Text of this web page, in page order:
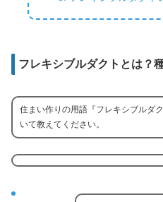
フレキシブルダクトとは？
住まい作りの用語『フレキシブルダ
いて教えてください。